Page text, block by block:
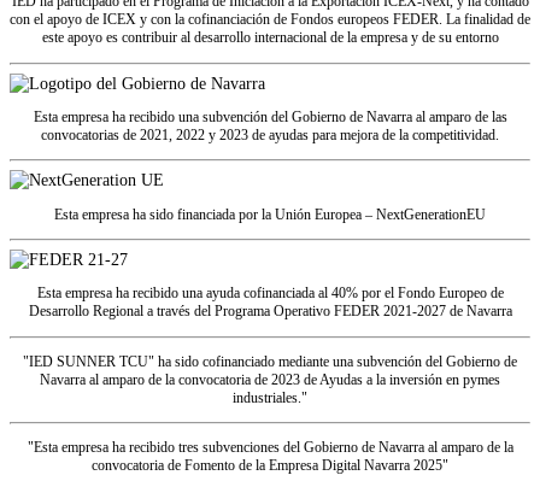
con el apoyo de ICEX y con la cofinanciación de Fondos europeos FEDER. La finalidad de
este apoyo es contribuir al desarrollo internacional de la empresa y de su entorno
Esta empresa ha recibido una subvención del Gobierno de Navarra al amparo de las
convocatorias de 2021, 2022 y 2023 de ayudas para mejora de la competitividad.
Esta empresa ha sido financiada por la Unión Europea – NextGenerationEU
Esta empresa ha recibido una ayuda cofinanciada al 40% por el Fondo Europeo de
Desarrollo Regional a través del Programa Operativo FEDER 2021-2027 de Navarra
"IED SUNNER TCU" ha sido cofinanciado mediante una subvención del Gobierno de
Navarra al amparo de la convocatoria de 2023 de Ayudas a la inversión en pymes
industriales."
"Esta empresa ha recibido tres subvenciones del Gobierno de Navarra al amparo de la
convocatoria de Fomento de la Empresa Digital Navarra 2025"